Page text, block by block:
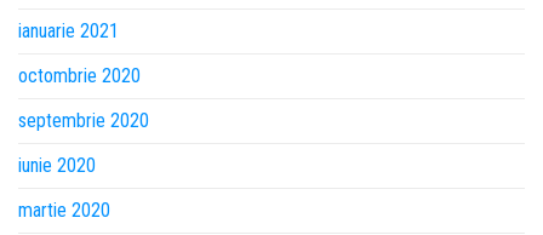
ianuarie 2021
octombrie 2020
septembrie 2020
iunie 2020
martie 2020